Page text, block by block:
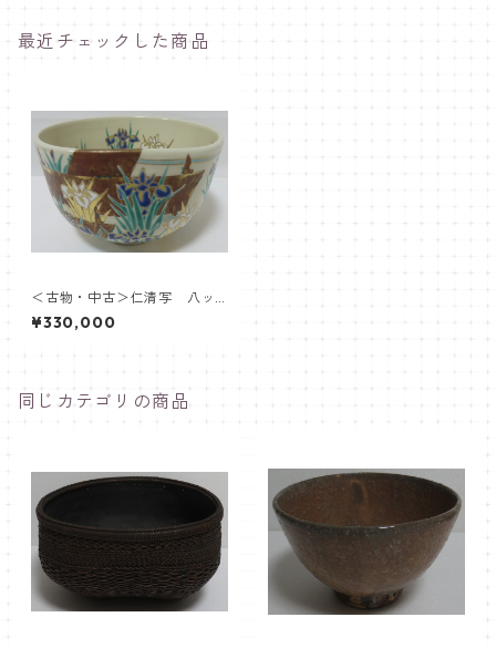
最近チェックした商品
＜古物・中古＞仁清写 八ッ
橋茶盌 永楽即全
¥330,000
同じカテゴリの商品